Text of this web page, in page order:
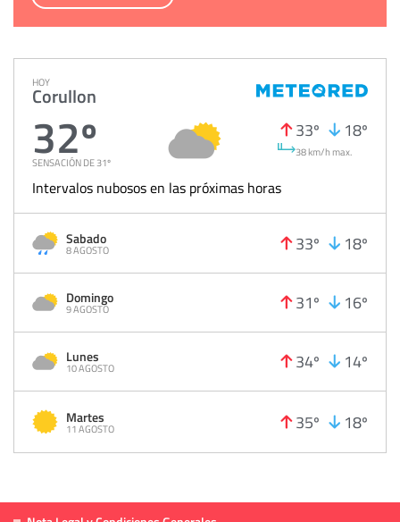
HOY
Corullon
32º
SENSACIÓN DE 31º
33º 18º
38 km/h max.
Intervalos nubosos en las próximas horas
Sabado
8 AGOSTO 33º 18º
Domingo
9 AGOSTO 31º 16º
Lunes
10 AGOSTO 34º 14º
Martes
11 AGOSTO 35º 18º